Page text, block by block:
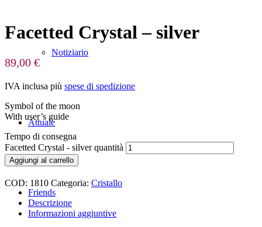
Notiziario
Attuale
Friends
Facetted Crystal – silver
89,00 €
IVA inclusa più spese di spedizione
Symbol of the moon
With user’s guide
Tempo di consegna
Facetted Crystal - silver quantità
Aggiungi al carrello
COD: 1810 Categoria: Cristallo
Descrizione
Informazioni aggiuntive